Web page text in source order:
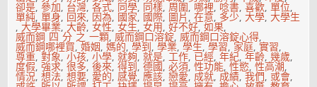
卻是,參加, 台灣,各式, 同學, 同樣,周圍, 哪裡, 唸書,喜歡,單位,
單純,單身, 回來, 因為, 國家, 國際, 圖片,在意, 多少,大學,大學生
,大學畢業,大齡,女性,女生,女用,好不好,如果,
威而鋼 四 分 之 一顆,威而鋼口溶錠,威而鋼口溶錠心得,
威而鋼哪裡買,婚姻,媽的,學到,學業,學生,學習, 家庭,實習,
尊重,對象,小孩,小學,就夠,就是,工作, 已經,年紀,年齡,幾歲,
度假,強求,很多,後來,得到,德國,必須,性功能,性慾,性高潮,
情況,想法,想要, 愛的,感覺,應該,戀愛, 成就, 成績,我們, 或會,